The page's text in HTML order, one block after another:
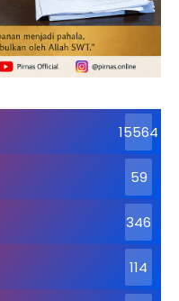
15564
59
346
114